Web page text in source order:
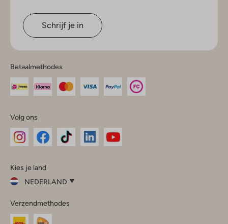
Schrijf je in
Betaalmethodes
Volg ons
InstagramFacebook
Kies je land
NEDERLAND
je
land
Verzendmethodes